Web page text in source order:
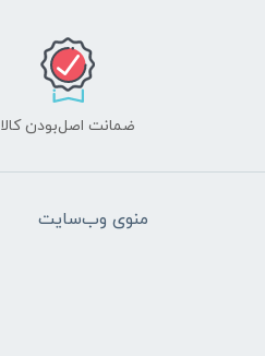
ضمانت اصل‌بودن کالا
منوی وب‌سایت